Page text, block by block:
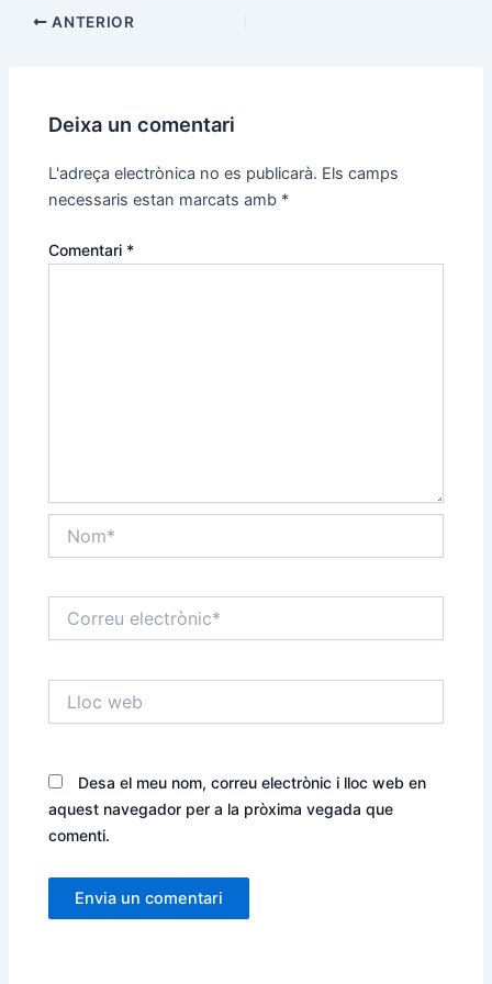
ANTERIOR
Deixa un comentari
L'adreça electrònica no es publicarà. Els camps
necessaris estan marcats amb *
Comentari *
electrònic*
web
Desa el meu nom, correu electrònic i lloc web en
aquest navegador per a la pròxima vegada que
comenti.